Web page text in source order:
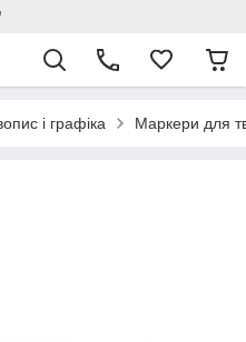
і графіка Маркери для